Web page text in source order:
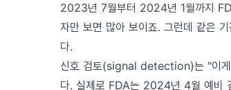
2023년 7월부터 2024년 1월까지
자만 보면 많아 보이죠. 그런데 같은
다.
신호 검토(signal detection)는 "이게
다. 실제로 FDA는 2024년 4월 예비